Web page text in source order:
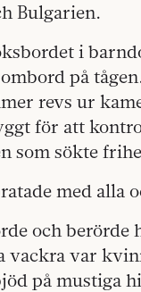
Bulgarien.
i
på
revs ur
för att
som sökte
med alla
och berörde
vackra var
på mustiga